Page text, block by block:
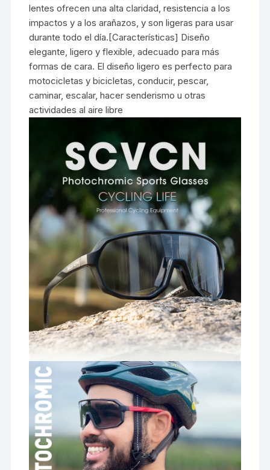
lentes ofrecen una alta claridad, resistencia a los
impactos y a los arañazos, y son ligeras para usar
durante todo el día.[Características] Diseño
elegante, ligero y flexible, adecuado para más
formas de cara. El diseño ligero es perfecto para
motocicletas y bicicletas, conducir, pescar,
caminar, escalar, hacer senderismo u otras
actividades al aire libre